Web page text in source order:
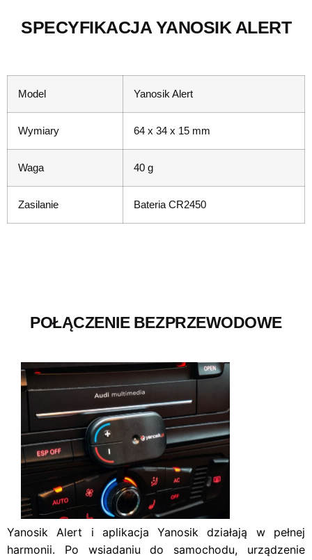
SPECYFIKACJA YANOSIK ALERT
Model Yanosik Alert
Wymiary 64 x 34 x 15 mm
Waga 40 g
Zasilanie Bateria CR2450
POŁĄCZENIE BEZPRZEWODOWE
Yanosik Alert i aplikacja Yanosik działają w pełnej
harmonii. Po wsiadaniu do samochodu, urządzenie